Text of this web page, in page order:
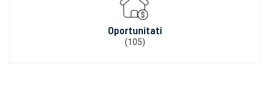
Oportunitati
(105)